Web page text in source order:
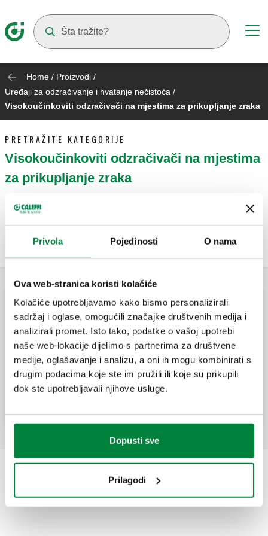
Privola Pojedinosti O nama
Ova web-stranica koristi kolačiće
Kolačiće upotrebljavamo kako bismo personalizirali
sadržaj i oglase, omogućili značajke društvenih medija i
analizirali promet. Isto tako, podatke o vašoj upotrebi
naše web-lokacije dijelimo s partnerima za društvene
medije, oglašavanje i analizu, a oni ih mogu kombinirati s
drugim podacima koje ste im pružili ili koje su prikupili
dok ste upotrebljavali njihove usluge.
Dopusti sve
Prilagodi
Home / Proizvodi /
Uređaji za odzračivanje i hvatanje nečistoća /
Visokoučinkoviti odzračivači na mjestima za prikupljanje zraka
PRETRAŽITE KATEGORIJE
Visokoučinkoviti odzračivači na mjestima
za prikupljanje zraka
Idi na
Visokoučinkoviti odzračivači na mjestima za
prikupljanje zraka
Visokoučinkoviti odzračivači na mjestima za
prikupljanje zraka
DISCALAIR, Automatski odzračni lončić
visokih performansi.